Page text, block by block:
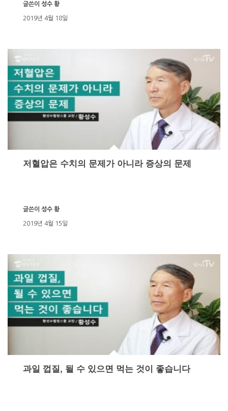
2019년 4월 18일
글쓴이 성수 황
저혈압은 수치의 문제가 아니라 증상의 문제
2019년 4월 15일
글쓴이 성수 황
과일 껍질, 될 수 있으면 먹는 것이 좋습니다